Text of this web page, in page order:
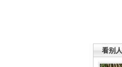
看别